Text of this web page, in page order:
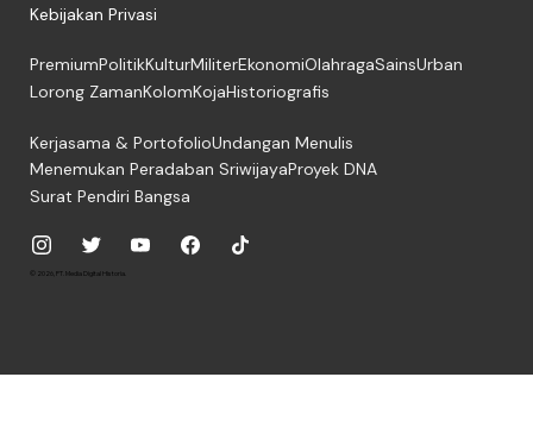
Kebijakan Privasi
PremiumPolitikKulturMiliterEkonomiOlahragaSainsUrban
Lorong ZamanKolomKojaHistoriografis
Kerjasama & PortofolioUndangan Menulis
Menemukan Peradaban SriwijayaProyek DNA
Surat Pendiri Bangsa
© 2026, PT. Media Digital Historia.